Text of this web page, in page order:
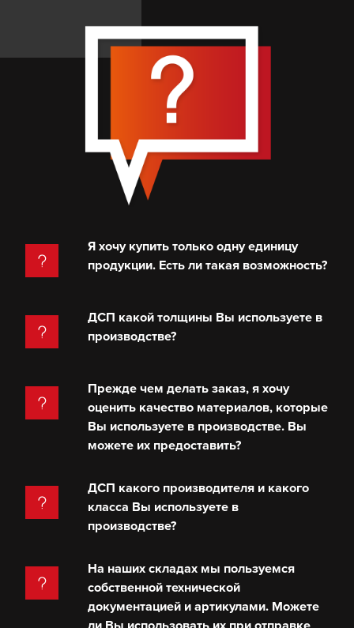
Я хочу купить только одну единицу
продукции. Есть ли такая возможность?
ДСП какой толщины Вы используете в
производстве?
Прежде чем делать заказ, я хочу
оценить качество материалов, которые
Вы используете в производстве. Вы
можете их предоставить?
ДСП какого производителя и какого
класса Вы используете в
производстве?
На наших складах мы пользуемся
собственной технической
документацией и артикулами. Можете